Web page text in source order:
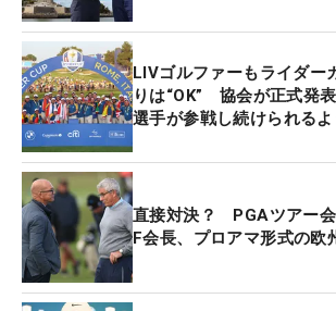
LIVゴルファーもライダー
りは“OK” 協会が正式発
選手が参戦し続けられるよ
直接対決？ PGAツアー
F会長、プロアマ形式の欧